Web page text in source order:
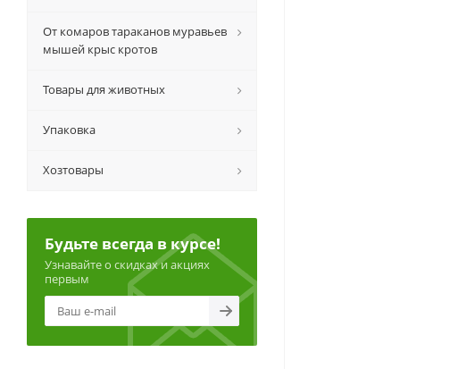
От комаров тараканов муравьев
мышей крыс кротов
Товары для животных
Упаковка
Хозтовары
Будьте всегда в курсе!
Узнавайте о скидках и акциях
первым